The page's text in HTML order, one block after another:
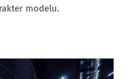
modelu.